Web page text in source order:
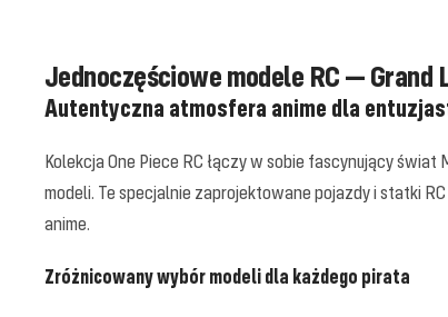
Jednoczęściowe modele RC — Grand
Autentyczna atmosfera anime dla
Kolekcja One Piece RC łączy w sobie fascynujący
modeli. Te specjalnie zaprojektowane pojazdy i statki
anime.
Zróżnicowany wybór modeli dla każdego pirata